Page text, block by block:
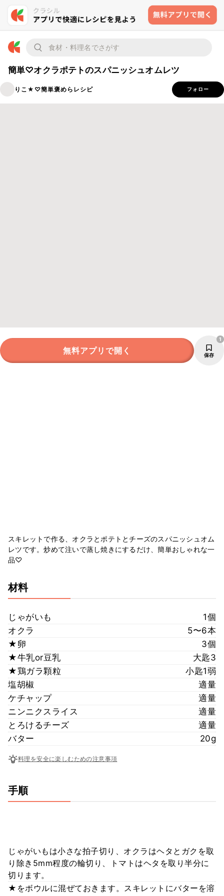
簡単♡オクラポテトのスパニッシュオムレツ
りこ★♡簡単褒めらレシピ フォロー
無料アプリで開く 保存
1
スキレットで作る、オクラとポテトとチーズのスパニッシュオム
レツです。炒めて注いで蒸し焼きにするだけ、簡単おしゃれな一
品♡
材料
じゃがいも
1個
オクラ
5〜6本
★卵
3個
★牛乳or豆乳
大匙3
★鶏ガラ顆粒
小匙1弱
塩胡椒
適量
ケチャップ
適量
ニンニクスライス
適量
とろけるチーズ
適量
バター
20g
料理を安全に楽しむための注意事項
手順
じゃがいもは小さな拍子切り、オクラはヘタとガクを取
り除き5mm程度の輪切り、トマトはヘタを取り半分に
切ります。
★をボウルに混ぜておきます。スキレットにバターを溶